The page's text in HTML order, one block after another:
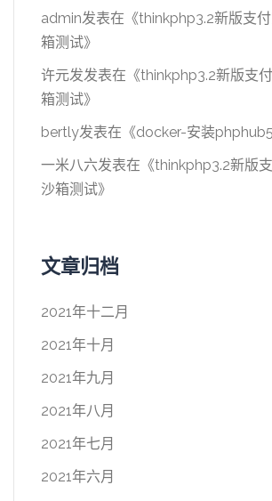
admin发表在《thinkphp3.2新版支
箱测试》
许元发发表在《thinkphp3.2新版支
箱测试》
bertly发表在《docker-安装phphub5
一米八六发表在《thinkphp3.2新版
沙箱测试》
文章归档
2021年十二月
2021年十月
2021年九月
2021年八月
2021年七月
2021年六月